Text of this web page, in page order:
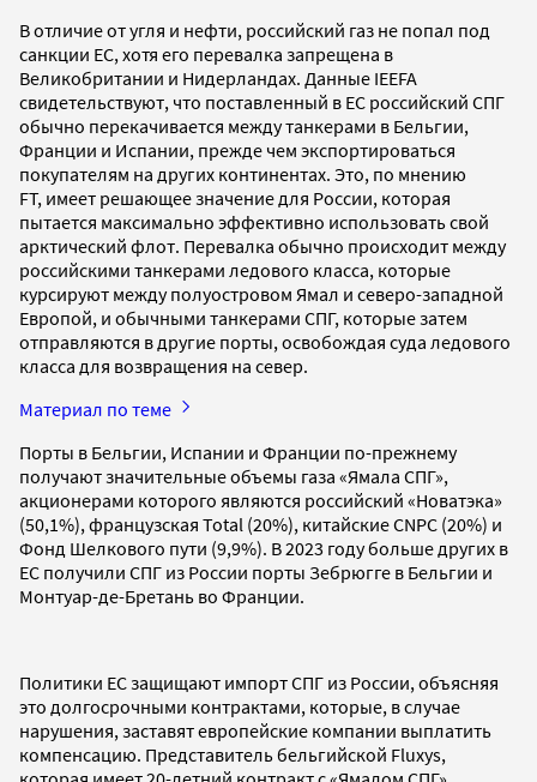
В отличие от угля и нефти, российский газ не попал под
санкции ЕС, хотя его перевалка запрещена в
Великобритании и Нидерландах. Данные IEEFA
свидетельствуют, что поставленный в ЕС российский СПГ
обычно перекачивается между танкерами в Бельгии,
Франции и Испании, прежде чем экспортироваться
покупателям на других континентах. Это, по мнению
FT, имеет решающее значение для России, которая
пытается максимально эффективно использовать свой
арктический флот. Перевалка обычно происходит между
российскими танкерами ледового класса, которые
курсируют между полуостровом Ямал и северо-западной
Европой, и обычными танкерами СПГ, которые затем
отправляются в другие порты, освобождая суда ледового
класса для возвращения на север.
Материал по теме
Порты в Бельгии, Испании и Франции по-прежнему
получают значительные объемы газа «Ямала СПГ»,
акционерами которого являются российский «Новатэка»
(50,1%), французская Total (20%), китайские CNPC (20%) и
Фонд Шелкового пути (9,9%). В 2023 году больше других в
ЕС получили СПГ из России порты Зебрюгге в Бельгии и
Монтуар-де-Бретань во Франции.
Политики ЕС защищают импорт СПГ из России, объясняя
это долгосрочными контрактами, которые, в случае
нарушения, заставят европейские компании выплатить
компенсацию. Представитель бельгийской Fluxys,